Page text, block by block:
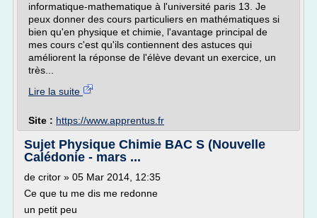
informatique-mathematique à l'université paris 13. Je
peux donner des cours particuliers en mathématiques si
bien qu'en physique et chimie, l'avantage principal de
mes cours c'est qu'ils contiennent des astuces qui
améliorent la réponse de l'élève devant un exercice, un
très...
Lire la suite
Site : https://www.apprentus.fr
Sujet Physique Chimie BAC S (Nouvelle
Calédonie - mars ...
de critor » 05 Mar 2014, 12:35
Ce que tu me dis me redonne
un petit peu